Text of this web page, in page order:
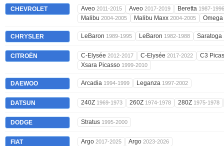
CHEVROLET Aveo 2011-2015 Aveo 2017-2019 Beretta 1987-1996
Malibu 2004-2005 Malibu Maxx 2004-2005 Omega
CHRYSLER LeBaron 1989-1995 LeBaron 1982-1988 Saratoga
CITROËN C-Elysée 2012-2017 C-Elysée 2017-2022
C3
Xsara Picasso 1999-2010
DAEWOO Arcadia 1994-1999 Leganza 1997-2002
DATSUN 240Z 1969-1973 260Z 1974-1978 280Z 1975-1978
DODGE Stratus 1995-2000
FIAT Argo 2017-2025 Argo 2023-2026